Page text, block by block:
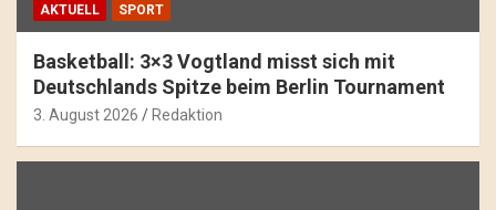
AKTUELL SPORT
Basketball: 3×3 Vogtland misst sich mit
Deutschlands Spitze beim Berlin Tournament
3. August 2026 Redaktion